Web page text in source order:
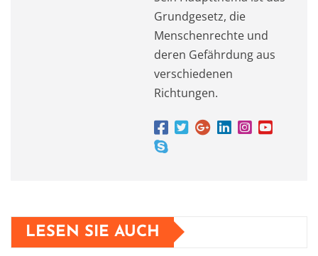
Grundgesetz, die
Menschenrechte und
deren Gefährdung aus
verschiedenen
Richtungen.
LESEN SIE AUCH